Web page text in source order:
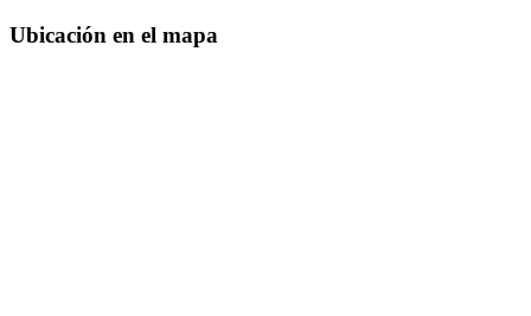
Ubicación en el mapa